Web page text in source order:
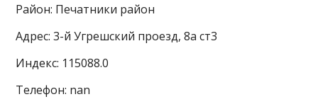
Район: Печатники район
Адрес: 3-й Угрешский проезд, 8а ст3
Индекс: 115088.0
Телефон: nan